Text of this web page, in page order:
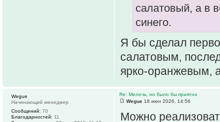
салатовый, а в
синего.
Я бы сделал
салатовым,
ярко-оранжевым,
Re: Мелочь, но было бы приятно
Wegue 18 июн 2026, 14:56
Можно
Wegue
Начинающий менеджер
Сообщений: 70
Благодарностей: 11